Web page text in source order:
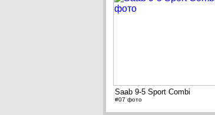
Saab 9-5 Sport Combi
#07 фото